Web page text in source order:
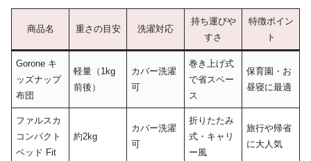
商品名 重さの目安 洗濯対応
持ち運びや
すさ
特徴ポイン
ト
Gorone キ
ッズナップ
布団
軽量（1kg
前後）
カバー洗濯
可
巻き上げ式
で省スペー
ス
保育園・お
昼寝に最適
ファルスカ
コンパクト
ベッド Fit
約2kg
カバー洗濯
可
折りたたみ
式・キャリ
ー風
旅行や帰省
に大人気